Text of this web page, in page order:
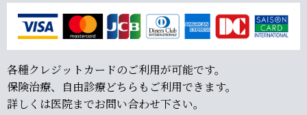
各種クレジットカードのご利用が可能です。
保険治療、自由診療どちらもご利用できます。
詳しくは医院までお問い合わせ下さい。